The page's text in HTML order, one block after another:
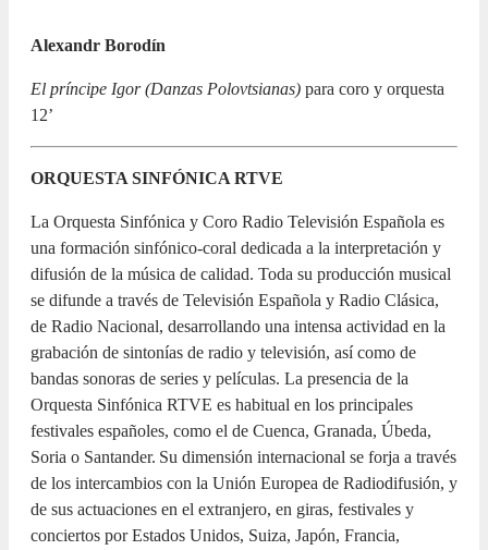
Alexandr Borodín
El príncipe Igor (Danzas Polovtsianas) para coro y orquesta
12’
ORQUESTA SINFÓNICA RTVE
La Orquesta Sinfónica y Coro Radio Televisión Española es
una formación sinfónico-coral dedicada a la interpretación y
difusión de la música de calidad. Toda su producción musical
se difunde a través de Televisión Española y Radio Clásica,
de Radio Nacional, desarrollando una intensa actividad en la
grabación de sintonías de radio y televisión, así como de
bandas sonoras de series y películas. La presencia de la
Orquesta Sinfónica RTVE es habitual en los principales
festivales españoles, como el de Cuenca, Granada, Úbeda,
Soria o Santander. Su dimensión internacional se forja a través
de los intercambios con la Unión Europea de Radiodifusión, y
de sus actuaciones en el extranjero, en giras, festivales y
conciertos por Estados Unidos, Suiza, Japón, Francia,